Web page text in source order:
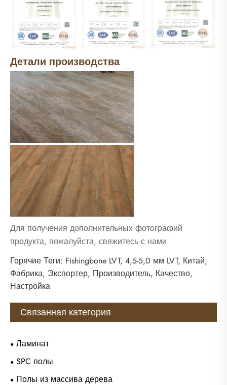
Детали производства
Для получения дополнительных фотографий
продукта, пожалуйста, свяжитесь с нами
Горячие Теги: Fishingbone LVT, 4,5-5,0 мм LVT, Китай,
Фабрика, Экспортер, Производитель, Качество,
Настройка
Связанная категория
Ламинат
SPC полы
Полы из массива дерева